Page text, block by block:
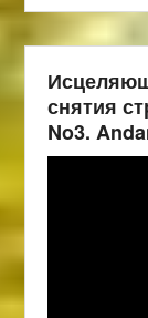
снятия
No3.